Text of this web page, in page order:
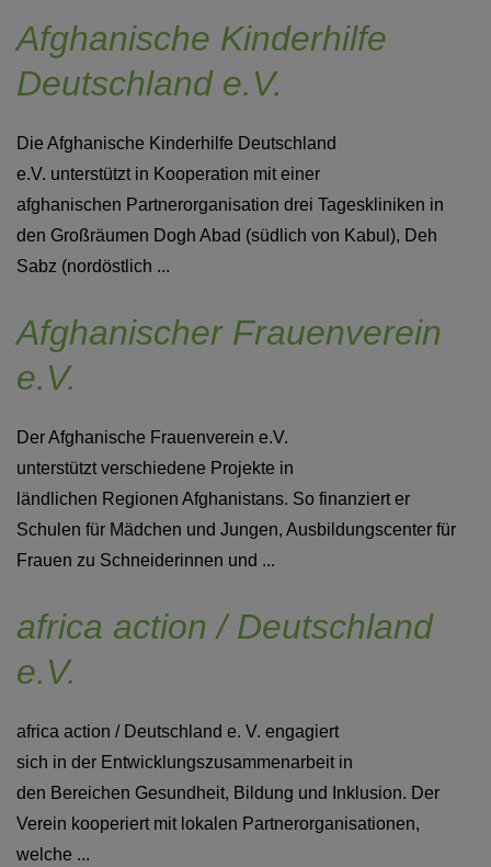
Afghanische Kinderhilfe
Deutschland e.V.
Die Afghanische Kinderhilfe Deutschland
e.V. unterstützt in Kooperation mit einer
afghanischen Partnerorganisation drei Tageskliniken in
den Großräumen Dogh Abad (südlich von Kabul), Deh
Sabz (nordöstlich ...
Afghanischer Frauenverein
e.V.
Der Afghanische Frauenverein e.V.
unterstützt verschiedene Projekte in
ländlichen Regionen Afghanistans. So finanziert er
Schulen für Mädchen und Jungen, Ausbildungscenter für
Frauen zu Schneiderinnen und ...
africa action / Deutschland
e.V.
africa action / Deutschland e. V. engagiert
sich in der Entwicklungszusammenarbeit in
den Bereichen Gesundheit, Bildung und Inklusion. Der
Verein kooperiert mit lokalen Partnerorganisationen,
welche ...